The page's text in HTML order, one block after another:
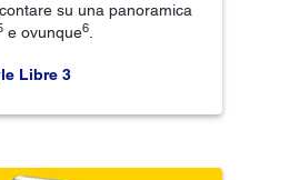
su una panoramica
e ovunque6.
Libre 3